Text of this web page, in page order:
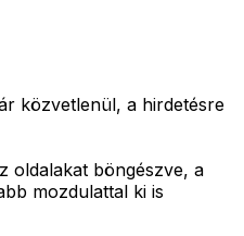
közvetlenül, a hirdetésre
oldalakat böngészve, a
mozdulattal ki is